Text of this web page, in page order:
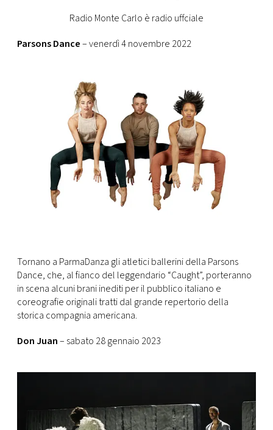
Radio Monte Carlo è radio uffciale
Parsons Dance– venerdì 4 novembre 2022
Tornano a ParmaDanza gli atletici ballerini della Parsons
Dance, che, al fianco del leggendario “Caught”, porteranno
in scena alcuni brani inediti per il pubblico italiano e
coreografie originali tratti dal grande repertorio della
storica compagnia americana.
Don Juan– sabato 28 gennaio 2023